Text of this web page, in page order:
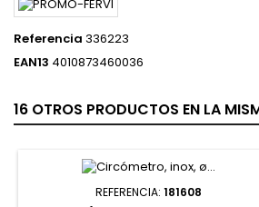
Referencia 336223
EAN13 4010873460036
16 OTROS PRODUCTOS EN LA
REFERENCIA: 181608